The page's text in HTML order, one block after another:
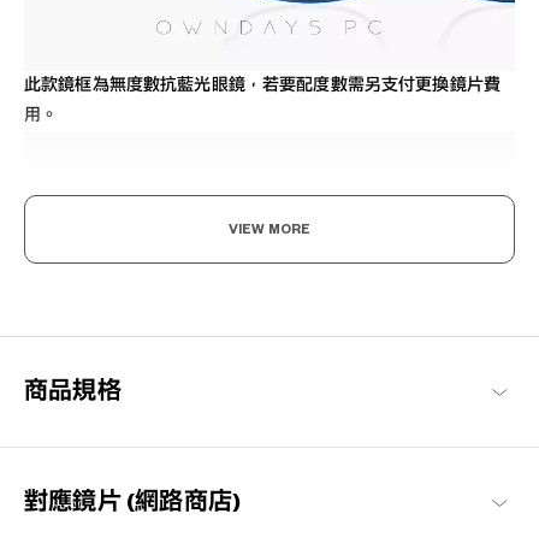
此款鏡框為無度數抗藍光眼鏡，若要配度數需另支付更換鏡片費
用。
腦、電視、智慧型手機、遊戲機等的3C電子產品。減少螢幕閃爍和
VIEW MORE
商品規格
對應鏡片 (網路商店)